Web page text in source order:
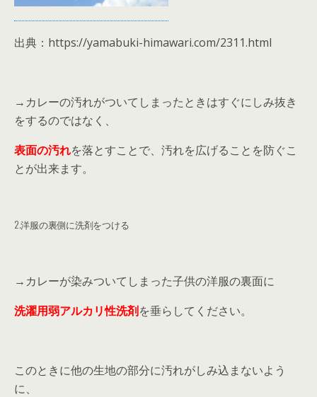
出典：https://yamabuki-himawari.com/2311.html
→カレーの汚れがついてしまったときはすぐにしみ抜き
をするのではなく、
表面の汚れを落とすことで、汚れを広げることを防ぐこ
とが出来ます。
2.洋服の裏側に洗剤をつける
→カレーが染みついてしまった子供の洋服の裏面に
洗濯用弱アルカリ性洗剤を垂らしてください。
このときに他の生地の部分に汚れがしみ込まないよう
に、